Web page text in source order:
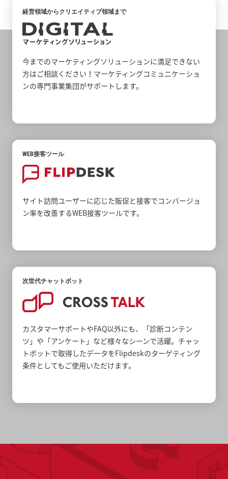
経営領域からクリエイティブ領域まで
今までのマーケティングソリューションに満足できない
方はご相談ください！マーケティングコミュニケーショ
ンの専門事業集団がサポートします。
WEB接客ツール
サイト訪問ユーザーに応じた販促と接客でコンバージョ
ン率を改善するWEB接客ツールです。
次世代チャットボット
カスタマーサポートやFAQ以外にも、「診断コンテン
ツ」や「アンケート」など様々なシーンで活躍。チャッ
トボットで取得したデータをFlipdeskのターゲティング
条件としてもご使用いただけます。